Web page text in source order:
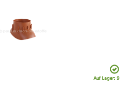
Auf Lager: 9